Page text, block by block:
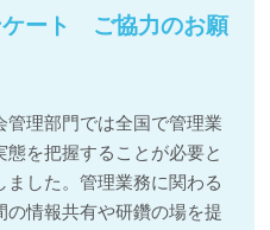
ケート ご協力のお願
管理部門では全国で管理業
を把握することが必要と
した。管理業務に関わる
情報共有や研鑽の場を提